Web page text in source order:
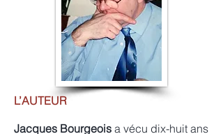
L’AUTEUR
​Jacques Bourgeois a vécu dix-huit ans